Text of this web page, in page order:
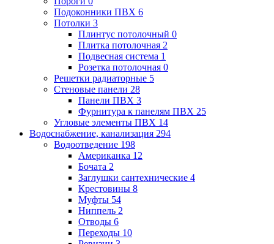
Подоконники ПВХ 6
Потолки 3
Плинтус потолочный 0
Плитка потолочная 2
Подвесная система 1
Розетка потолочная 0
Решетки радиаторные 5
Стеновые панели 28
Панели ПВХ 3
Фурнитура к панелям ПВХ 25
Угловые элементы ПВХ 14
Водоснабжение, канализация 294
Водоотведение 198
Американка 12
Бочата 2
Заглушки сантехнические 4
Крестовины 8
Муфты 54
Ниппель 2
Отводы 6
Переходы 10